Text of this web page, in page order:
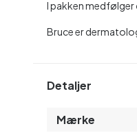
I pakken medfølger
Bruce er
Detaljer
Mærke